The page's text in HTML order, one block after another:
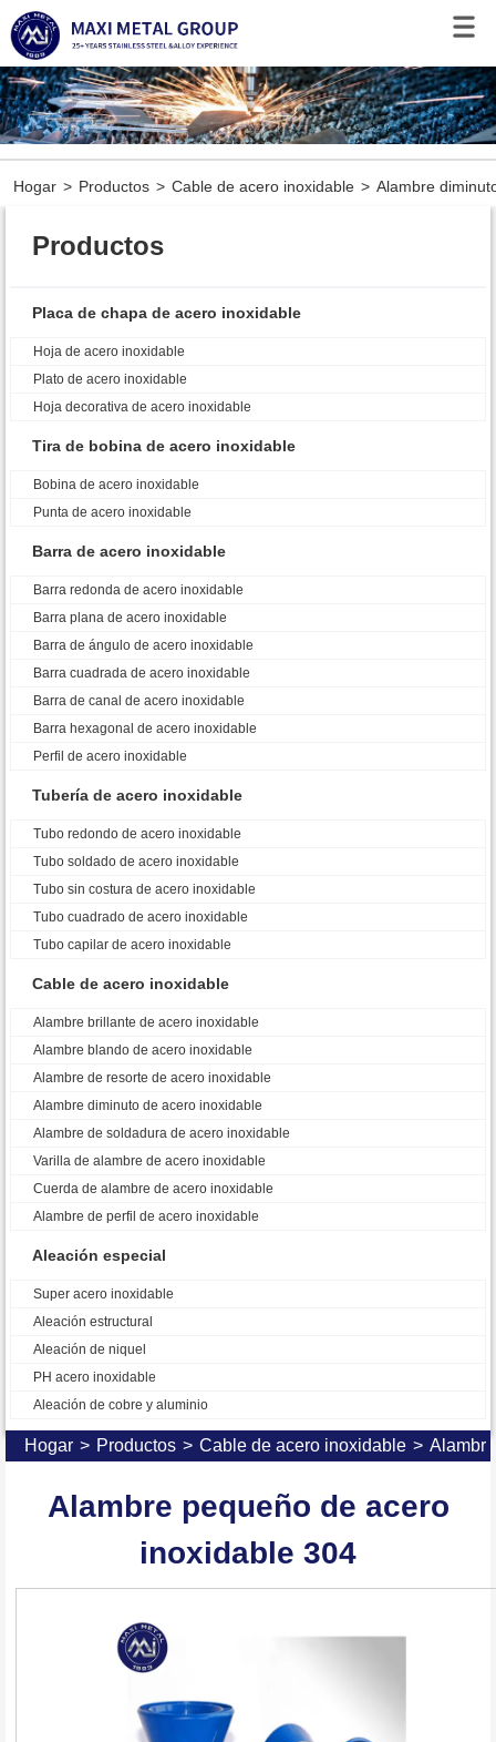
Hogar > Productos > Cable de acero inoxidable > Alambre
Productos
Placa de chapa de acero inoxidable
Hoja de acero inoxidable
Plato de acero inoxidable
Hoja decorativa de acero inoxidable
Tira de bobina de acero inoxidable
Bobina de acero inoxidable
Punta de acero inoxidable
Barra de acero inoxidable
Barra redonda de acero inoxidable
Barra plana de acero inoxidable
Barra de ángulo de acero inoxidable
Barra cuadrada de acero inoxidable
Barra de canal de acero inoxidable
Barra hexagonal de acero inoxidable
Perfil de acero inoxidable
Tubería de acero inoxidable
Tubo redondo de acero inoxidable
Tubo soldado de acero inoxidable
Tubo sin costura de acero inoxidable
Tubo cuadrado de acero inoxidable
Tubo capilar de acero inoxidable
Cable de acero inoxidable
Alambre brillante de acero inoxidable
Alambre blando de acero inoxidable
Alambre de resorte de acero inoxidable
Alambre diminuto de acero inoxidable
Alambre de soldadura de acero inoxidable
Varilla de alambre de acero inoxidable
Cuerda de alambre de acero inoxidable
Alambre de perfil de acero inoxidable
Aleación especial
Super acero inoxidable
Aleación estructural
Aleación de niquel
PH acero inoxidable
Aleación de cobre y aluminio
Hogar > Productos > Cable de acero inoxidable >
Alambre pequeño de acero
inoxidable 304